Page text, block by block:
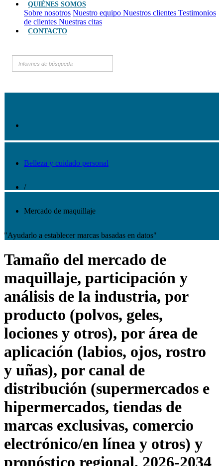
QUIÉNES SOMOS
Sobre nosotros Nuestro equipo Nuestros clientes Testimonios
de clientes Nuestras citas
CONTACTO
Belleza y cuidado personal
/
Mercado de maquillaje
"Ayudarlo a establecer marcas basadas en datos"
Tamaño del mercado de
maquillaje, participación y
análisis de la industria, por
producto (polvos, geles,
lociones y otros), por área de
aplicación (labios, ojos, rostro
y uñas), por canal de
distribución (supermercados e
hipermercados, tiendas de
marcas exclusivas, comercio
electrónico/en línea y otros) y
pronóstico regional, 2026-2034